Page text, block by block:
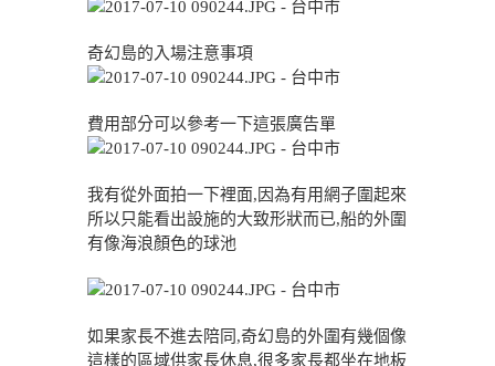
奇幻島的入場注意事項
費用部分可以參考一下這張廣告單
我有從外面拍一下裡面,因為有用網子圍起來
所以只能看出設施的大致形狀而已,船的外圍
有像海浪顏色的球池
如果家長不進去陪同,奇幻島的外圍有幾個像
這樣的區域供家長休息,很多家長都坐在地板